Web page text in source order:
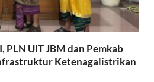
PLN UIT JBM dan Pemkab
Ketenagalistrikan